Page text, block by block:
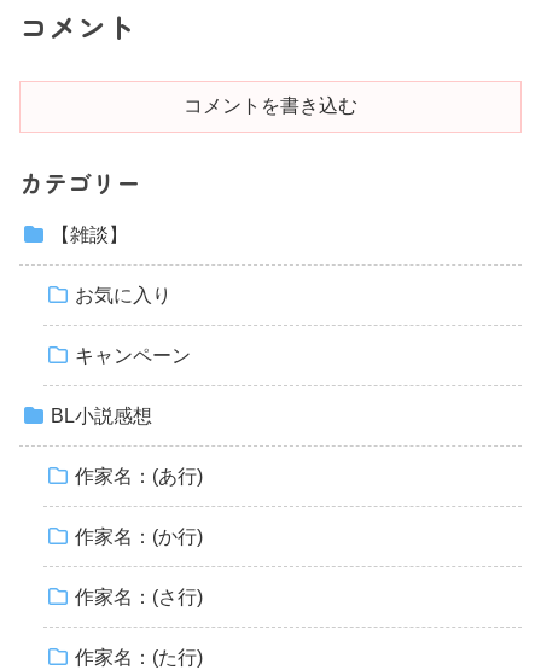
コメント
コメントを書き込む
カテゴリー
【雑談】
お気に入り
キャンペーン
BL小説感想
作家名：(あ行)
作家名：(か行)
作家名：(さ行)
作家名：(た行)